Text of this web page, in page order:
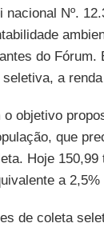
Nº.
do
a
objetivo
que
Hoje
a
de coleta